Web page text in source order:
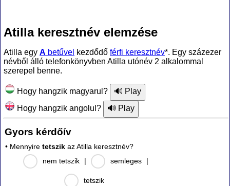
Atilla keresztnév elemzése
Atilla egy A betűvel kezdődő férfi keresztnév*. Egy százezer
névből álló telefonkönyvben Atilla utónév 2 alkalommal
szerepel benne.
Hogy hangzik magyarul?
Hogy hangzik angolul?
Gyors kérdőív
• Mennyire tetszik az Atilla keresztnév?
nem tetszik
| semleges |
tetszik